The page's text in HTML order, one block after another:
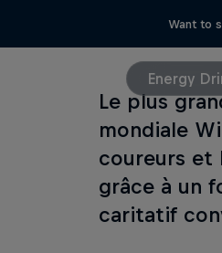
Want to
Energy
Le plus
mondiale
coureurs et
grâce à un
caritatif